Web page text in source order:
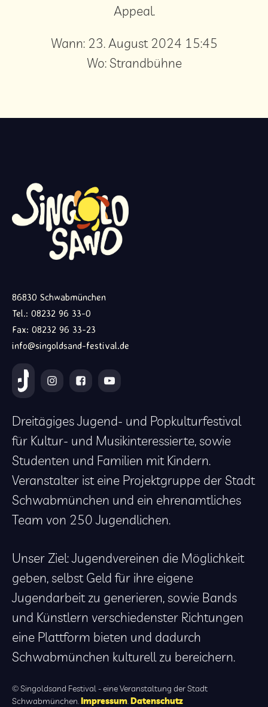
Appeal.
Wann: 23. August 2024 15:45
Wo:Strandbühne
86830 Schwabmünchen
Tel.: 08232 96 33-0
Fax: 08232 96 33-23
info@singoldsand-festival.de
Dreitägiges Jugend- und Popkulturfestival
für Kultur- und Musikinteressierte, sowie
Studenten und Familien mit Kindern.
Veranstalter ist eine Projektgruppe der Stadt
Schwabmünchen und ein ehrenamtliches
Team von 250 Jugendlichen.
Unser Ziel: Jugendvereinen die Möglichkeit
geben, selbst Geld für ihre eigene
Jugendarbeit zu generieren, sowie Bands
und Künstlern verschiedenster Richtungen
eine Plattform bieten und dadurch
Schwabmünchen kulturell zu bereichern.
© Singoldsand Festival - eine Veranstaltung der Stadt
Schwabmünchen. Impressum Datenschutz